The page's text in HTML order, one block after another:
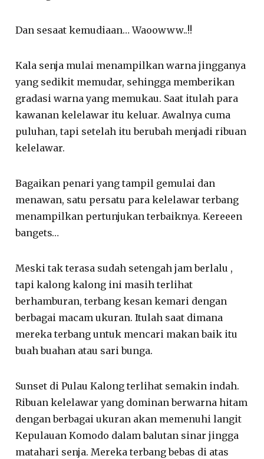
Dan sesaat kemudiaan… Waoowww..!!
Kala senja mulai menampilkan warna jingganya
yang sedikit memudar, sehingga memberikan
gradasi warna yang memukau. Saat itulah para
kawanan kelelawar itu keluar. Awalnya cuma
puluhan, tapi setelah itu berubah menjadi ribuan
kelelawar.
Bagaikan penari yang tampil gemulai dan
menawan, satu persatu para kelelawar terbang
menampilkan pertunjukan terbaiknya. Kereeen
bangets…
Meski tak terasa sudah setengah jam berlalu ,
tapi kalong kalong ini masih terlihat
berhamburan, terbang kesan kemari dengan
berbagai macam ukuran. Itulah saat dimana
mereka terbang untuk mencari makan baik itu
buah buahan atau sari bunga.
Sunset di Pulau Kalong terlihat semakin indah.
Ribuan kelelawar yang dominan berwarna hitam
dengan berbagai ukuran akan memenuhi langit
Kepulauan Komodo dalam balutan sinar jingga
matahari senja. Mereka terbang bebas di atas